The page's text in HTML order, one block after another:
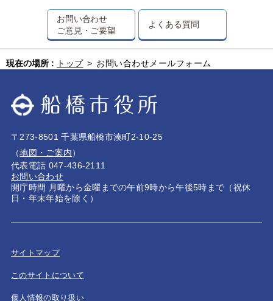
お問い合わせ
ご意見・ご要望
よくある質問
現在の場所 : トップ > お問い合わせメールフォーム
〒273-8501 千葉県船橋市湊町2-10-25
（地図・ご案内）
代表電話 047-436-2111
お問い合わせ
開庁時間 月曜から金曜までの午前9時から午後5時まで（祝休
日・年末年始を除く）
サイトマップ
このサイトについて
個人情報の取り扱い